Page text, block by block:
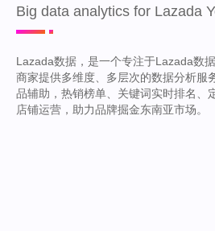
Big data analytics for Lazada
Lazada数据，是一个专注于Lazada数
商家提供多维度、多层次的数据分析服
品辅助，热销榜单、关键词实时排名、
店铺运营，助力品牌掘金东南亚市场。